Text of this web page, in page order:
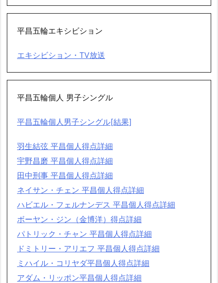
平昌五輪エキシビション
エキシビション・TV放送
平昌五輪個人 男子シングル
平昌五輪個人男子シングル[結果]
羽生結弦 平昌個人得点詳細
宇野昌磨 平昌個人得点詳細
田中刑事 平昌個人得点詳細
ネイサン・チェン 平昌個人得点詳細
ハビエル・フェルナンデス 平昌個人得点詳細
ボーヤン・ジン（金博洋）得点詳細
パトリック・チャン 平昌個人得点詳細
ドミトリー・アリエフ 平昌個人得点詳細
ミハイル・コリヤダ平昌個人得点詳細
アダム・リッポン平昌個人得点詳細